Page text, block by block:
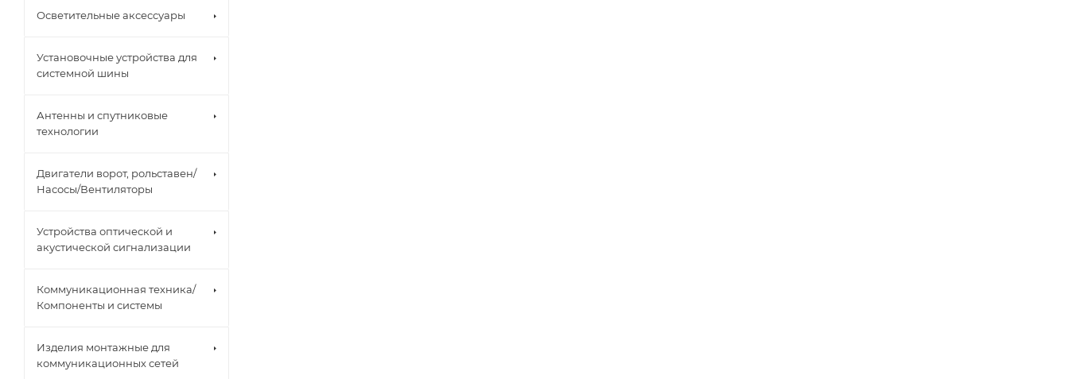
Осветительные аксессуары
Установочные устройства для
системной шины
Антенны и спутниковые
технологии
Двигатели ворот, рольставен/
Насосы/Вентиляторы
Устройства оптической и
акустической сигнализации
Коммуникационная техника/
Компоненты и системы
Изделия монтажные для
коммуникационных сетей